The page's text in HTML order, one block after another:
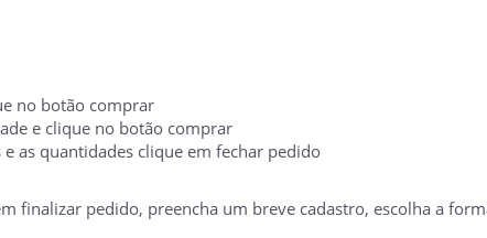
no botão comprar
e clique no botão comprar
as quantidades clique em fechar pedido
finalizar pedido, preencha um breve cadastro, escolha a